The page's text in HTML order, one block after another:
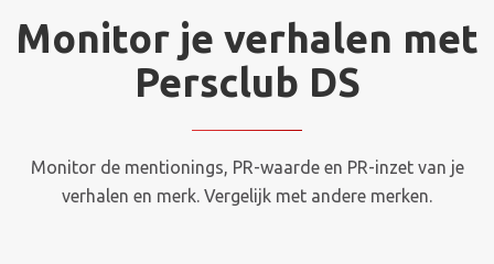
Monitor je verhalen met
Persclub DS
Monitor de mentionings, PR-waarde en PR-inzet van je
verhalen en merk. Vergelijk met andere merken.